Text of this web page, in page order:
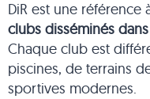
DiR est une référence
clubs disséminés
Chaque club est
piscines, de terrains
sportives modernes.